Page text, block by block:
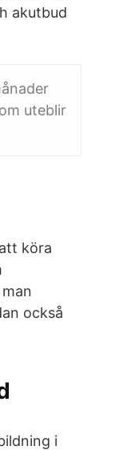
akutbud
uteblir
köra
också
i